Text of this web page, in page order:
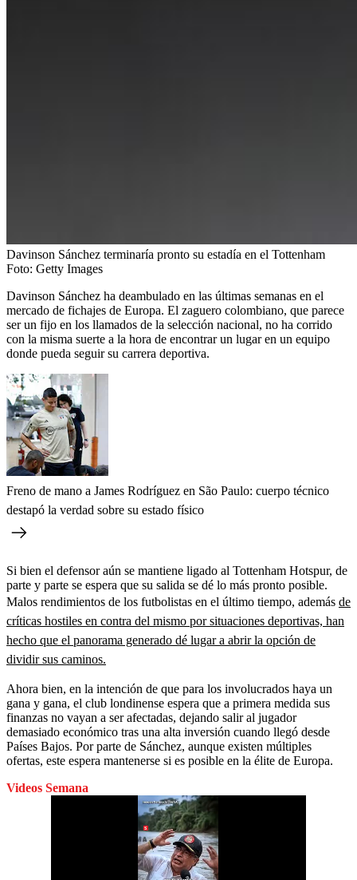
Davinson Sánchez terminaría pronto su estadía en el Tottenham
Foto: Getty Images
Davinson Sánchez ha deambulado en las últimas semanas en el
mercado de fichajes de Europa. El zaguero colombiano, que parece
ser un fijo en los llamados de la selección nacional, no ha corrido
con la misma suerte a la hora de encontrar un lugar en un equipo
donde pueda seguir su carrera deportiva.
Freno de mano a James Rodríguez en São Paulo: cuerpo técnico
destapó la verdad sobre su estado físico
Si bien el defensor aún se mantiene ligado al Tottenham Hotspur, de
parte y parte se espera que su salida se dé lo más pronto posible.
Malos rendimientos de los futbolistas en el último tiempo, además de
críticas hostiles en contra del mismo por situaciones deportivas, han
hecho que el panorama generado dé lugar a abrir la opción de
dividir sus caminos.
Ahora bien, en la intención de que para los involucrados haya un
gana y gana, el club londinense espera que a primera medida sus
finanzas no vayan a ser afectadas, dejando salir al jugador
demasiado económico tras una alta inversión cuando llegó desde
Países Bajos. Por parte de Sánchez, aunque existen múltiples
ofertas, este espera mantenerse si es posible en la élite de Europa.
Videos Semana